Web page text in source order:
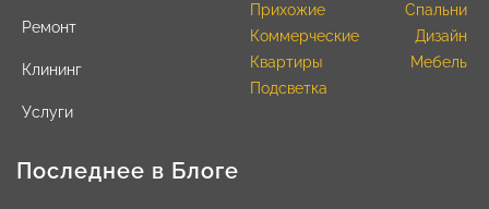
Ремонт
Клининг
Услуги
Прихожие
Спальни
Коммерческие
Дизайн
Квартиры
Мебель
Подсветка
Последнее в Блоге